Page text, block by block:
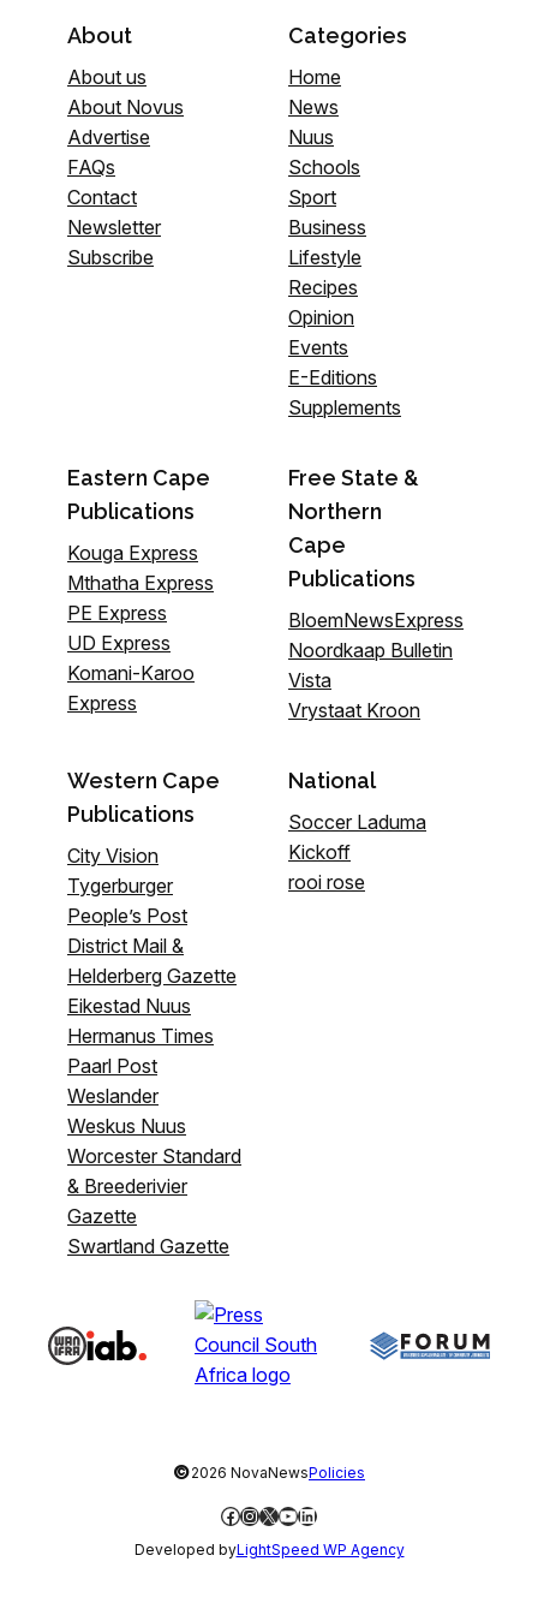
About
About us
About Novus
Advertise
FAQs
Contact
Newsletter
Subscribe
Categories
Home
News
Nuus
Schools
Sport
Business
Lifestyle
Recipes
Opinion
Events
E-Editions
Supplements
Eastern Cape
Publications
Kouga Express
Mthatha Express
PE Express
UD Express
Komani-Karoo
Express
Free State &
Northern
Cape
Publications
BloemNewsExpress
Noordkaap Bulletin
Vista
Vrystaat Kroon
Western Cape
Publications
City Vision
Tygerburger
People’s Post
District Mail &
Helderberg Gazette
Eikestad Nuus
Hermanus Times
Paarl Post
Weslander
Weskus Nuus
Worcester Standard
& Breederivier
Gazette
Swartland Gazette
National
Soccer Laduma
Kickoff
rooi rose
©2026 NovaNewsPolicies
Facebook
Instagram
X YouTube
LinkedIn
Developed byLightSpeed WP Agency